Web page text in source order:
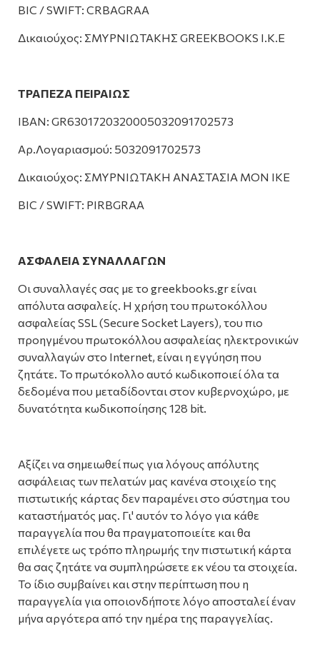
BIC / SWIFT: CRBAGRAA
Δικαιούχος: ΣΜΥΡΝΙΩΤΑΚΗΣ GREEKBOOKS Ι.Κ.Ε
ΤΡΑΠΕΖΑ ΠΕΙΡΑΙΩΣ
IBAN: GR6301720320005032091702573
Αρ.Λογαριασμού: 5032091702573
Δικαιούχος: ΣΜΥΡΝΙΩΤΑΚΗ ΑΝΑΣΤΑΣΙΑ ΜΟΝ ΙΚΕ
BIC / SWIFT: PIRBGRAA
ΑΣΦΑΛΕΙΑ ΣΥΝΑΛΛΑΓΩΝ
Οι συναλλαγές σας με το greekbooks.gr είναι
απόλυτα ασφαλείς. Η χρήση του πρωτοκόλλου
ασφαλείας SSL (Secure Socket Layers), του πιο
προηγμένου πρωτοκόλλου ασφαλείας ηλεκτρονικών
συναλλαγών στο Internet, είναι η εγγύηση που
ζητάτε. Το πρωτόκολλο αυτό κωδικοποιεί όλα τα
δεδομένα που μεταδίδονται στον κυβερνοχώρο, με
δυνατότητα κωδικοποίησης 128 bit.
Αξίζει να σημειωθεί πως για λόγους απόλυτης
ασφάλειας των πελατών μας κανένα στοιχείο της
πιστωτικής κάρτας δεν παραμένει στο σύστημα του
καταστήματός μας. Γι' αυτόν το λόγο για κάθε
παραγγελία που θα πραγματοποιείτε και θα
επιλέγετε ως τρόπο πληρωμής την πιστωτική κάρτα
θα σας ζητάτε να συμπληρώσετε εκ νέου τα στοιχεία.
Το ίδιο συμβαίνει και στην περίπτωση που η
παραγγελία για οποιονδήποτε λόγο αποσταλεί έναν
μήνα αργότερα από την ημέρα της παραγγελίας.